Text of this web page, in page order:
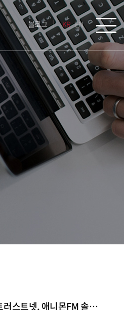
블로그 KR EN
2025 시큐리티가이드에 트러스트넷, 애니몬FM 솔루션 보도